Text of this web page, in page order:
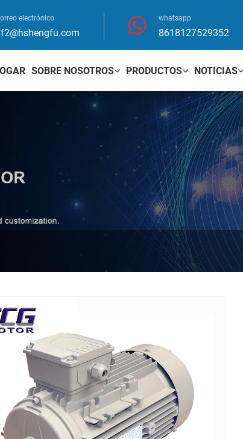
electrónico whatsapp
8618127529352
SOBRE NOSOTROS PRODUCTOS NOTICIAS